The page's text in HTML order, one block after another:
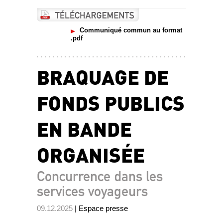
Communiqué commun au format
.pdf
BRAQUAGE DE
FONDS PUBLICS
EN BANDE
ORGANISÉE
Concurrence dans les
services voyageurs
09.12.2025 | Espace presse